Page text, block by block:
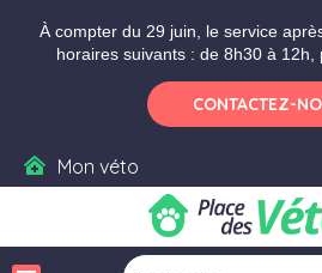
À compter du 29 juin, le service
horaires suivants : de 8h30 à 12h,
CONTACTEZ-
Mon véto